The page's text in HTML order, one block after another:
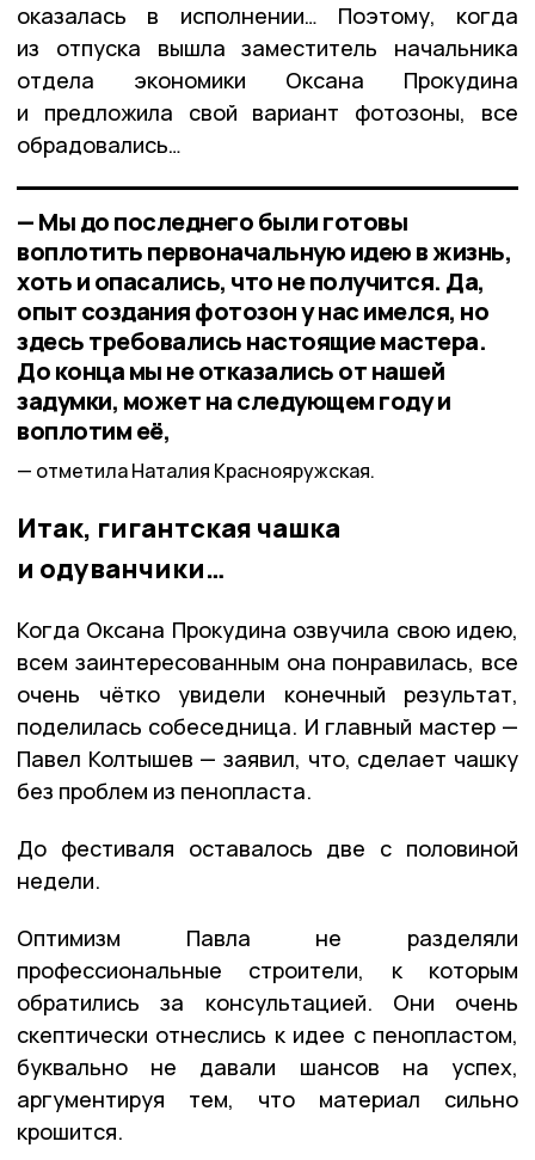
оказалась в исполнении… Поэтому, когда
из отпуска вышла заместитель начальника
отдела экономики Оксана Прокудина
и предложила свой вариант фотозоны, все
обрадовались…
— Мы до последнего были готовы
воплотить первоначальную идею в жизнь,
хоть и опасались, что не получится. Да,
опыт создания фотозон у нас имелся, но
здесь требовались настоящие мастера.
До конца мы не отказались от нашей
задумки, может на следующем году и
воплотим её,
отметила Наталия Краснояружская.
Итак, гигантская чашка
и одуванчики…
Когда Оксана Прокудина озвучила свою идею,
всем заинтересованным она понравилась, все
очень чётко увидели конечный результат,
поделилась собеседница. И главный мастер —
Павел Колтышев — заявил, что, сделает чашку
без проблем из пенопласта.
До фестиваля оставалось две с половиной
недели.
Оптимизм Павла не разделяли
профессиональные строители, к которым
обратились за консультацией. Они очень
скептически отнеслись к идее с пенопластом,
буквально не давали шансов на успех,
аргументируя тем, что материал сильно
крошится.